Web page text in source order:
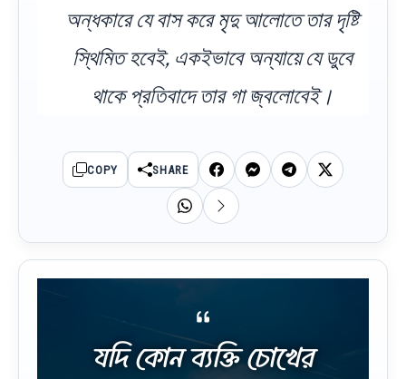
অন্ধকারে যে বাস করে মৃদু আলোতে তার দৃষ্টি
স্থিমিত হবেই, একইভাবে অন্যায়ে যে ডুবে
থাকে প্রতিবাদে তার গা জ্বলোবেই।
COPY SHARE
যদি কোন ব্যক্তি চোখের